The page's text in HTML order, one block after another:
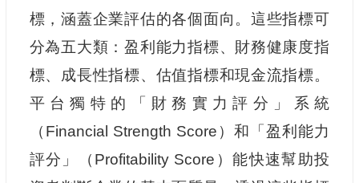
標，涵蓋企業評估的各個面向。這些指標可
分為五大類：盈利能力指標、財務健康度指
標、成長性指標、估值指標和現金流指標。
平台獨特的「財務實力評分」系統
（Financial Strength Score）和「盈利能力
評分」（Profitability Score）能快速幫助投